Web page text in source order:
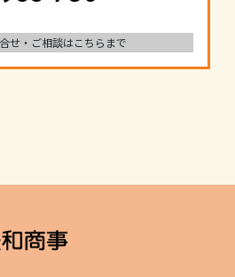
せ・ご相談はこちらまで